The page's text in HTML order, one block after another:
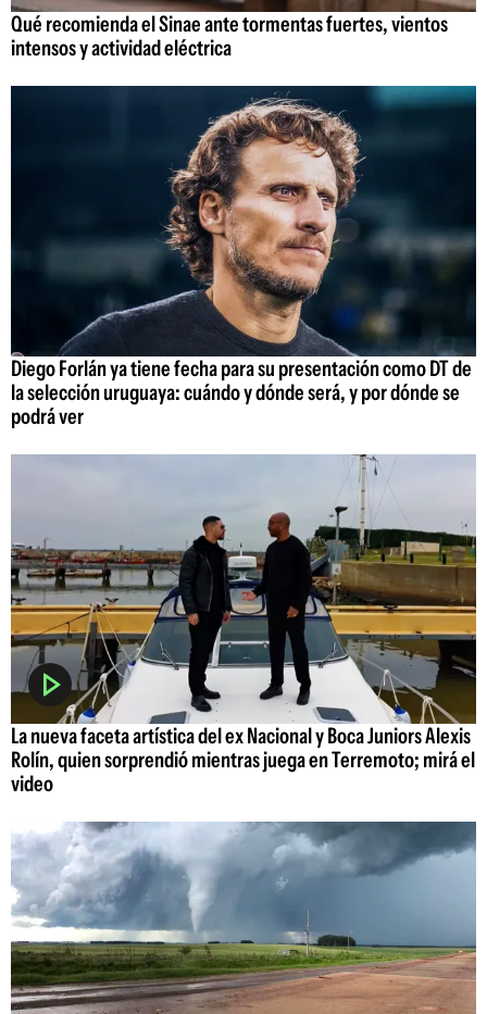
Qué recomienda el Sinae ante tormentas fuertes, vientos
intensos y actividad eléctrica
Diego Forlán ya tiene fecha para su presentación como DT de
la selección uruguaya: cuándo y dónde será, y por dónde se
podrá ver
La nueva faceta artística del ex Nacional y Boca Juniors Alexis
Rolín, quien sorprendió mientras juega en Terremoto; mirá el
video